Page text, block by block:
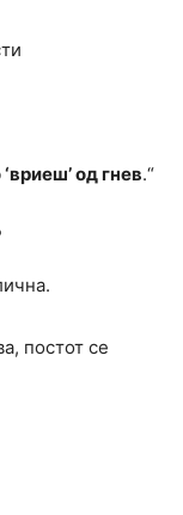
од гнев.“
постот се